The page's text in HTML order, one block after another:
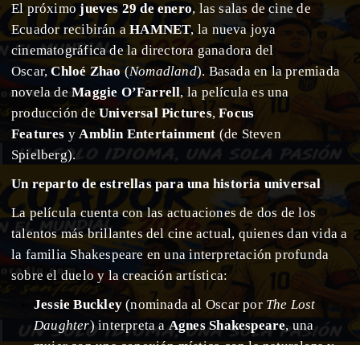
El próximojueves 29 de enero, las salas de cine de
Ecuador recibirán aHAMNET, la nueva joya
cinematográfica de la directora ganadora del
Oscar,Chloé Zhao (Nomadland). Basada en la premiada
novela deMaggie O’Farrell, la película es una
producción de Universal Pictures,Focus
Features yAmblin Entertainment (de Steven
Spielberg).
Un reparto de estrellas para una historia universal
La película cuenta con las actuaciones de dos de los
talentos más brillantes del cine actual, quienes dan vida a
la familia Shakespeare en una interpretación profunda
sobre el duelo y la creación artística:
Jessie Buckley(nominada al Oscar por The Lost
Daughter) interpreta a Agnes Shakespeare, una